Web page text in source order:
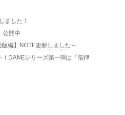
ました！
公開中
編】NOTE更新しました～
⌇ DANEシリーズ第一弾は「箔押